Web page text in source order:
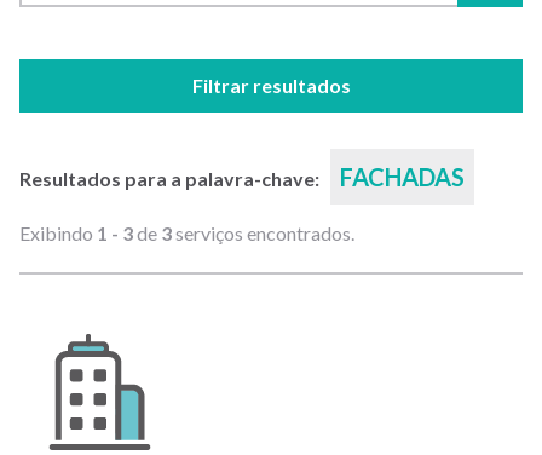
Filtrar resultados
Resultados para a palavra-chave: FACHADAS
Exibindo 1 - 3de 3serviços encontrados.